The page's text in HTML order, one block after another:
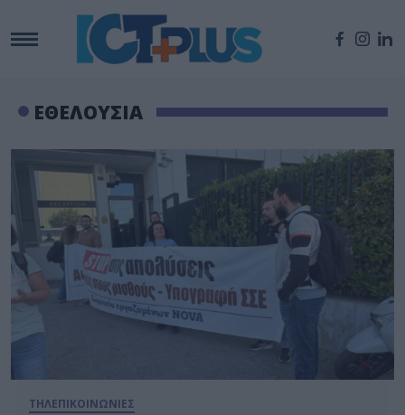
ΕΘΕΛΟΥΣΙΑ
ΤΗΛΕΠΙΚΟΙΝΩΝΙΕΣ